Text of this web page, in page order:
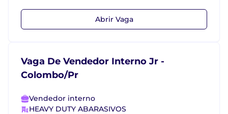
Abrir Vaga
Vaga De Vendedor Interno Jr -
Colombo/Pr
Vendedor interno
HEAVY DUTY ABARASIVOS